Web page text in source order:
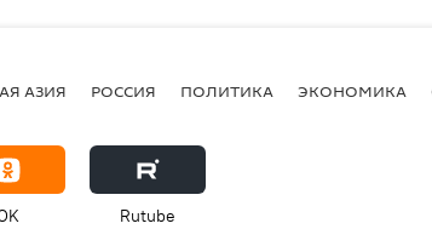
АЗИЯ РОССИЯ ПОЛИТИКА ЭКОНОМИКА
Rutube